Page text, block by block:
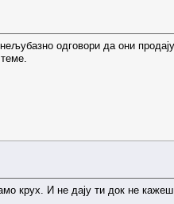
одговори да они
крух. И не дају ти док не кажеш